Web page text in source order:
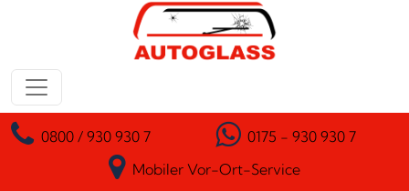
Zum Inhalt springen
Hauptnavigation
0800 / 930 930 7
0175 - 930 930 7
Mobiler Vor-Ort-Service